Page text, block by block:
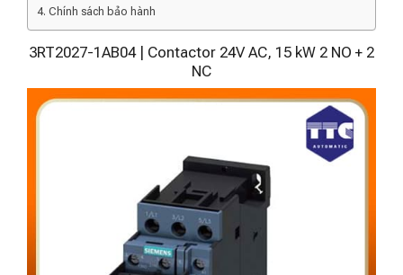
Chính sách bảo hành
3RT2027-1AB04 | Contactor 24V AC, 15 kW 2 NO + 2
NC